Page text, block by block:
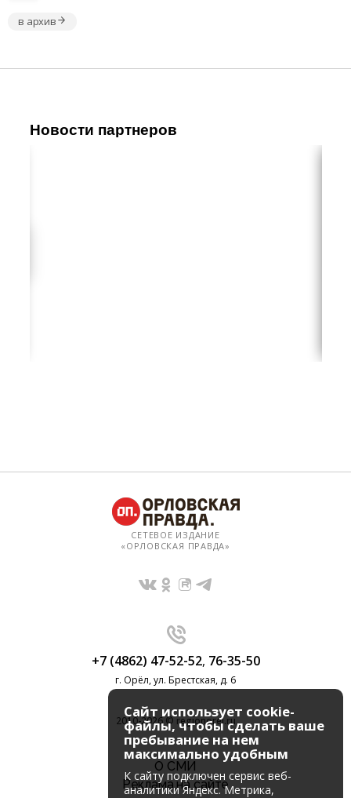
в архив
Новости партнеров
СЕТЕВОЕ ИЗДАНИЕ
«ОРЛОВСКАЯ ПРАВДА»
+7 (4862) 47-52-52, 76-35-50
г. Орёл, ул. Брестская, д. 6
2010-2026 © regionorel.ru
О СМИ
Реклама на сайте
Сайт использует cookie-
файлы, чтобы сделать ваше
пребывание на нем
максимально удобным
К cайту подключен сервис веб-
аналитики Яндекс. Метрика,